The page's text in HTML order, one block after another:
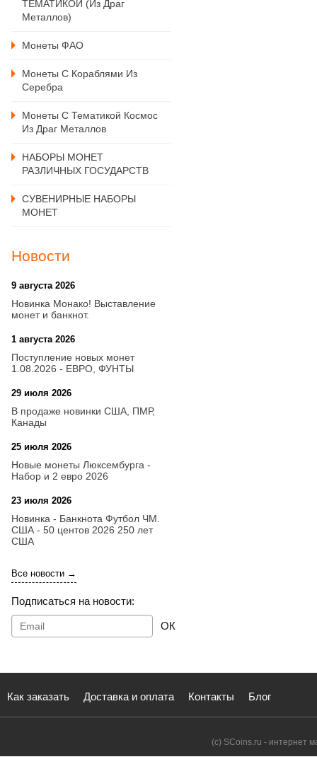
ТЕМАТИКОЙ (из Драг
Металлов)
Монеты ФАО
Монеты С Кораблями Из
Серебра
Монеты С Тематикой Космос
Из Драг Металлов
НАБОРЫ МОНЕТ
РАЗЛИЧНЫХ ГОСУДАРСТВ
СУВЕНИРНЫЕ НАБОРЫ
МОНЕТ
Новости
9 августа 2026
Новинка Монако! Выставление
монет и банкнот.
1 августа 2026
Поступление новых монет
1.08.2026 - ЕВРО, ФУНТЫ
29 июля 2026
В продаже новинки США, ПМР,
Канады
25 июля 2026
Новые монеты Люксембурга -
Набор и 2 евро 2026
23 июля 2026
Новинка - Банкнота Футбол ЧМ.
США - 50 центов 2026 250 лет
США
Все новости →
Подписаться на новости:
ОК
Как заказать Доставка и оплата Контакты Блог
(с) SCoins.ru - интернет